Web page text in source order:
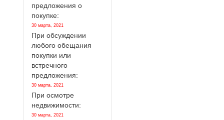
предложения о
покупке:
30 марта, 2021
При обсуждении
любого обещания
покупки или
встречного
предложения:
30 марта, 2021
При осмотре
недвижимости:
30 марта, 2021